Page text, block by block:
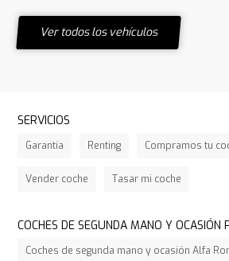
Ver todos los vehículos
SERVICIOS
Garantía Renting Compramos tu
Vender coche Tasar mi coche
COCHES DE SEGUNDA MANO Y OCASIÓN
Coches de segunda mano y ocasión Alfa